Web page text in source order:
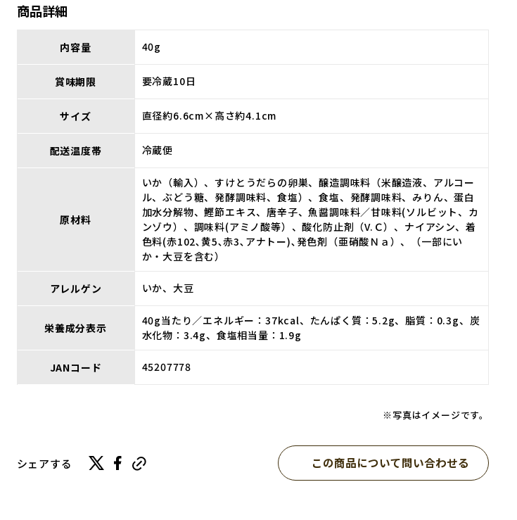
商品詳細
内容量 40g
賞味期限 要冷蔵10日
サイズ 直径約6.6cm×高さ約4.1cm
配送温度帯 冷蔵便
原材料
いか（輸入）、すけとうだらの卵巣、醸造調味料（米醸造液、アルコー
ル、ぶどう糖、発酵調味料、食塩）、食塩、発酵調味料、みりん、蛋白
加水分解物、鰹節エキス、唐辛子、魚醤調味料／甘味料(ソルビット、カ
ンゾウ）、調味料(アミノ酸等）、酸化防止剤（V.Ｃ）、ナイアシン、着
色料(赤102､黄5､赤3､アナトー)､発色剤（亜硝酸Ｎａ）、（一部にい
か・大豆を含む）
アレルゲン いか、大豆
栄養成分表示
40g当たり／エネルギー：37kcal、たんぱく質：5.2g、脂質：0.3g、炭
水化物：3.4g、食塩相当量：1.9g
JANコード 45207778
※写真はイメージです。
シェアする この商品について問い合わせる